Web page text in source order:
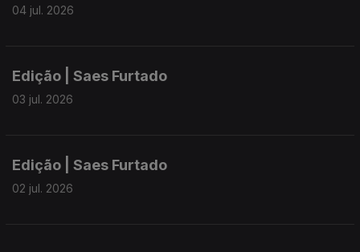
04 jul. 2026
Edição | Saes Furtado
03 jul. 2026
Edição | Saes Furtado
02 jul. 2026